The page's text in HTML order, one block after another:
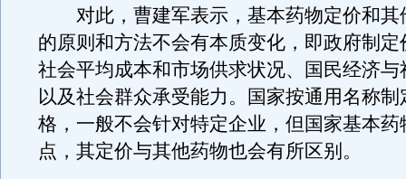
对此，曹建军表示，基本药物定价和其
的原则和方法不会有本质变化，即政府制定
社会平均成本和市场供求状况、国民经济与
以及社会群众承受能力。国家按通用名称制
格，一般不会针对特定企业，但国家基本药
点，其定价与其他药物也会有所区别。